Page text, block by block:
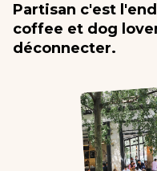
Partisan c'est
coffee et dog
déconnecter.